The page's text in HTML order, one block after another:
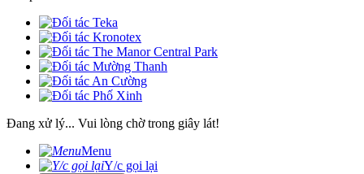
Đang xử lý... Vui lòng chờ trong giây lát!
Menu
Y/c gọi lại